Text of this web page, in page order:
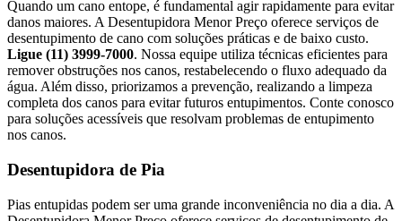
Quando um cano entope, é fundamental agir rapidamente para evitar
danos maiores. A Desentupidora Menor Preço oferece serviços de
desentupimento de cano com soluções práticas e de baixo custo.
Ligue (11) 3999-7000. Nossa equipe utiliza técnicas eficientes para
remover obstruções nos canos, restabelecendo o fluxo adequado da
água. Além disso, priorizamos a prevenção, realizando a limpeza
completa dos canos para evitar futuros entupimentos. Conte conosco
para soluções acessíveis que resolvam problemas de entupimento
nos canos.
Desentupidora de Pia
Pias entupidas podem ser uma grande inconveniência no dia a dia. A